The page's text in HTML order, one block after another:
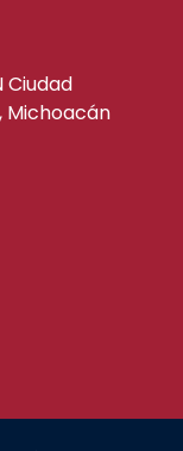
Ciudad
Michoacán